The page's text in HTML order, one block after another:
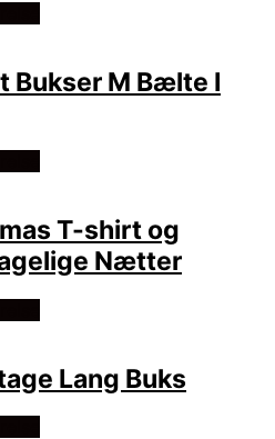
Bukser M Bælte I
T-shirt og
Nætter
Lang Buks